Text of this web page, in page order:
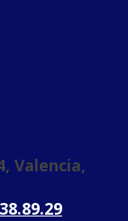
Valencia,